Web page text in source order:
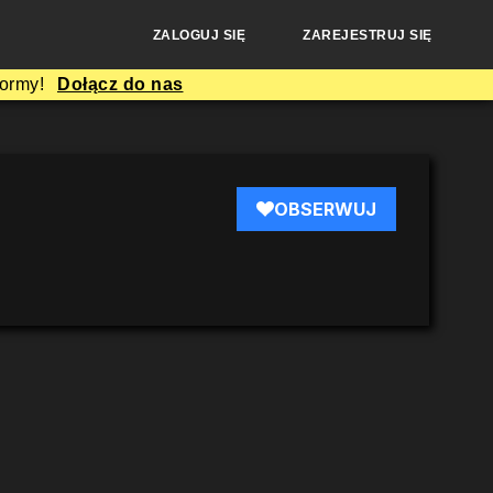
ZALOGUJ SIĘ ZAREJESTRUJ SIĘ
Dołącz do nas
OBSERWUJ